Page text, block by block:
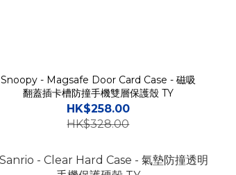
Snoopy - Magsafe Door Card Case - 磁吸
翻蓋插卡槽防撞手機雙層保護殼 TY
HK$258.00
HK$328.00